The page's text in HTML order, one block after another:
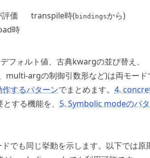
評価
時
transpile時( bindingsから)
フォルト値、古典kwargの並び替え、
multi-argの制御引数形など)は両モード
するパターンでまとめます。 4.
する機能を、 5. Symbolic modeのパ
でも同じ挙動を示します。以下では原